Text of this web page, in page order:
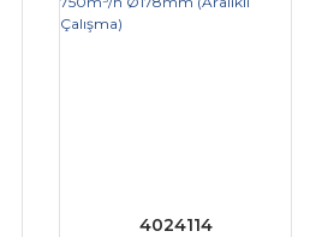
4024114